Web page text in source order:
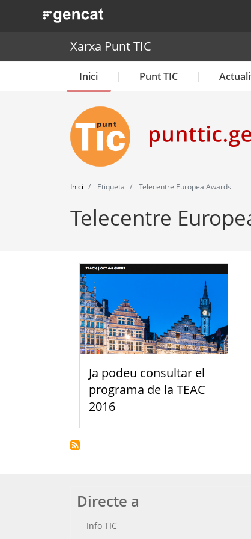
. Obre en una nova finestra.
Xarxa Punt TIC
Inici Punt TIC
Inici Etiqueta Telecentre Europea Awards
Telecentre
Ja podeu consultar el
programa de la TEAC
2016
Directe a
Info TIC